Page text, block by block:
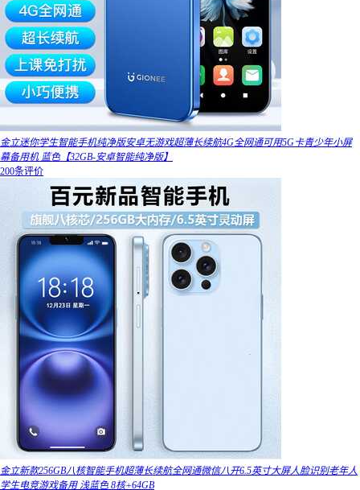
金立迷你学生智能手机纯净版安卓无游戏超薄长续航4G全网通可用5G卡青少年小屏
幕备用机 蓝色【32GB-安卓智能纯净版】
200条评价
金立新款256GB八核智能手机超薄长续航全网通微信八开6.5英寸大屏人脸识别老年人
学生电竞游戏备用 浅蓝色 8核+64GB